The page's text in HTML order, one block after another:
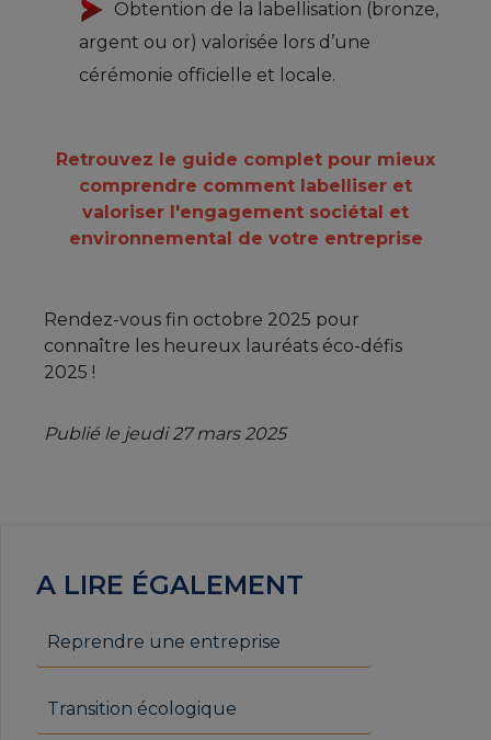
Obtention de la labellisation (bronze,
argent ou or) valorisée lors d’une
cérémonie officielle et locale.
Retrouvez le guide complet pour mieux
comprendre comment labelliser et
valoriser l'engagement sociétal et
environnemental de votre entreprise
Rendez-vous fin octobre 2025 pour
connaître les heureux lauréats éco-défis
2025 !
Publié le jeudi 27 mars 2025
A LIRE ÉGALEMENT
Reprendre une entreprise
Transition écologique